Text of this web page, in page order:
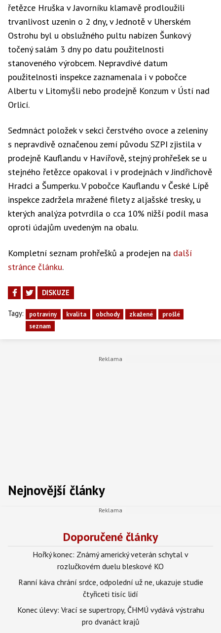
řetězce Hruška v Javorníku klamavě prodloužili
trvanlivost uzenin o 2 dny, v Jednotě v Uherském
Ostrohu byl u obslužného pultu nabízen Šunkový
točený salám 3 dny po datu použitelnosti
stanoveného výrobcem. Nepravdivé datum
použitelnosti inspekce zaznamenala i v pobočce
Albertu v Litomyšli nebo prodejně Konzum v Ústí nad
Orlicí.
Sedmnáct položek v sekci čerstvého ovoce a zeleniny
s nepravdivě označenou zemí původu SZPI zjistila v
prodejně Kauflandu v Havířově, stejný prohřešek se u
stejného řetězce opakoval i v prodejnách v Jindřichově
Hradci a Šumperku. V pobočce Kauflandu v České Lípě
inspekce zadržela mražené filety z aljašské tresky, u
kterých analýza potvrdila o cca 10% nižší podíl masa
oproti údajům uvedeným na obalu.
Kompletní seznam prohřešků a prodejen na další
stránce článku.
DISKUZE
Tagy: potraviny kvalita obchody zkažené
prošlé
seznam
Nejnovější články
Doporučené články
Hořký konec: Známý americký veterán schytal v
rozlučkovém duelu bleskové KO
Ranní káva chrání srdce, odpolední už ne, ukazuje studie
čtyřiceti tisíc lidí
Konec úlevy: Vrací se supertropy, ČHMÚ vydává výstrahu
pro dvanáct krajů